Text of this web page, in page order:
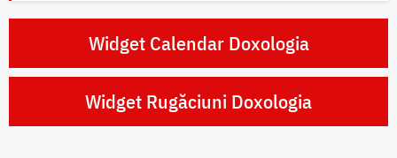
Widget Calendar Doxologia
Widget Rugăciuni Doxologia